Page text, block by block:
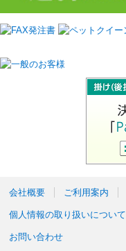
会社概要 ご利用案内
個人情報の取り扱いについて
お問い合わせ